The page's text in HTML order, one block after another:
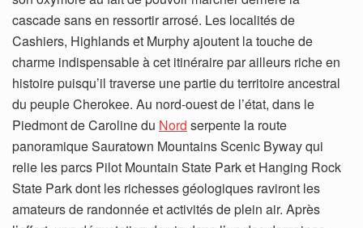
cascade sans en ressortir arrosé. Les localités de
Cashiers, Highlands et Murphy ajoutent la touche de
charme indispensable à cet itinéraire par ailleurs riche en
histoire puisqu’il traverse une partie du territoire ancestral
du peuple Cherokee. Au nord-ouest de l’état, dans le
Piedmont de Caroline du Nord serpente la route
panoramique Sauratown Mountains Scenic Byway qui
relie les parcs Pilot Mountain State Park et Hanging Rock
State Park dont les richesses géologiques raviront les
amateurs de randonnée et activités de plein air. Après